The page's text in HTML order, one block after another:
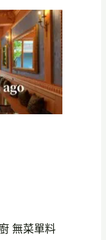
無菜單料